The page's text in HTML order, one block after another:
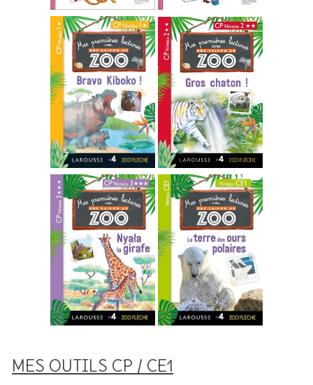
MES OUTILS CP / CE1